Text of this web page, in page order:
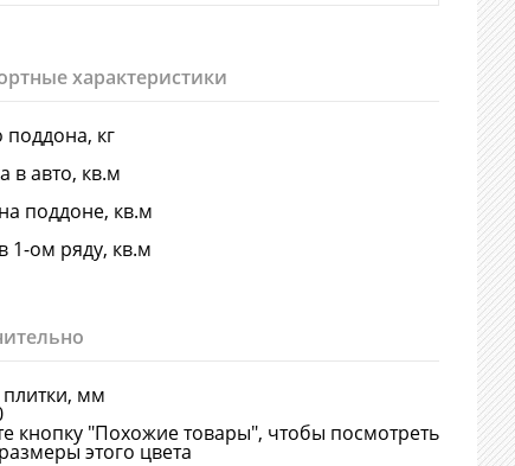
характеристики
поддона, кг
в авто, кв.м
поддоне, кв.м
1-ом ряду, кв.м
мм
кнопку "Похожие товары", чтобы посмотреть
этого цвета